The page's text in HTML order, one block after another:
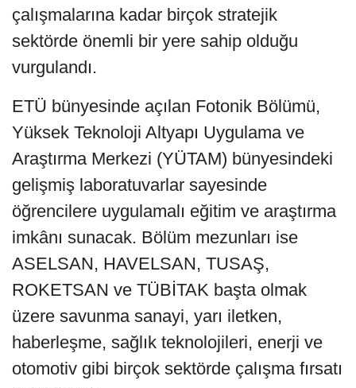
çalışmalarına kadar birçok stratejik
sektörde önemli bir yere sahip olduğu
vurgulandı.
ETÜ bünyesinde açılan Fotonik Bölümü,
Yüksek Teknoloji Altyapı Uygulama ve
Araştırma Merkezi (YÜTAM) bünyesindeki
gelişmiş laboratuvarlar sayesinde
öğrencilere uygulamalı eğitim ve araştırma
imkânı sunacak. Bölüm mezunları ise
ASELSAN, HAVELSAN, TUSAŞ,
ROKETSAN ve TÜBİTAK başta olmak
üzere savunma sanayi, yarı iletken,
haberleşme, sağlık teknolojileri, enerji ve
otomotiv gibi birçok sektörde çalışma fırsatı